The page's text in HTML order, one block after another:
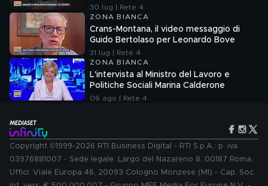
30 lug | Rete 4
ZONA BIANCA
Crans-Montana, il video messaggio di
Guido Bertolaso per Leonardo Bove
31 lug | Rete 4
ZONA BIANCA
L'intervista al Ministro del Lavoro e
Politiche Sociali Marina Calderone
06 ago | Rete 4
Copyright ©1999-2026 RTI Business Digital - RTI S.p.A.: p. iva
03976881007 - Sede legale: Largo del Nazareno 8, 00187 Roma.
Uffici: Viale Europa 46, 20093 Cologno Monzese (MI) - Cap. Soc.